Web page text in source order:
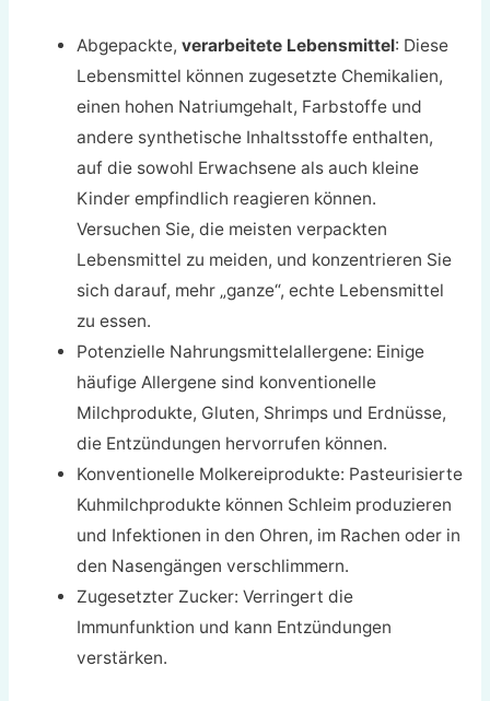
Abgepackte,verarbeitete Lebensmittel: Diese
Lebensmittel können zugesetzte Chemikalien,
einen hohen Natriumgehalt, Farbstoffe und
andere synthetische Inhaltsstoffe enthalten,
auf die sowohl Erwachsene als auch kleine
Kinder empfindlich reagieren können.
Versuchen Sie, die meisten verpackten
Lebensmittel zu meiden, und konzentrieren Sie
sich darauf, mehr „ganze“, echte Lebensmittel
zu essen.
Potenzielle Nahrungsmittelallergene: Einige
häufige Allergene sind konventionelle
Milchprodukte, Gluten, Shrimps und Erdnüsse,
die Entzündungen hervorrufen können.
Konventionelle Molkereiprodukte: Pasteurisierte
Kuhmilchprodukte können Schleim produzieren
und Infektionen in den Ohren, im Rachen oder in
den Nasengängen verschlimmern.
Zugesetzter Zucker: Verringert die
Immunfunktion und kann Entzündungen
verstärken.